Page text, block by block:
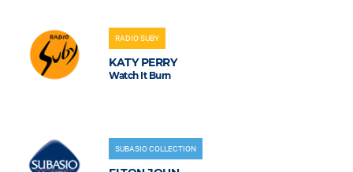
RADIO SUBY
KATY PERRY
Watch It Burn
SUBASIO COLLECTION